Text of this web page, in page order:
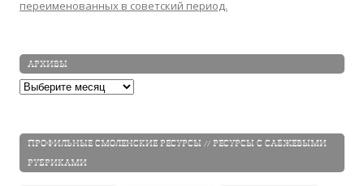
переименованных в советский период.
АРХИВЫ
Архивы
ПРОФИЛЬНЫЕ СМОЛЕНСКИЕ РЕСУРСЫ // РЕСУРСЫ С САБЖЕВЫМИ
РУБРИКАМИ